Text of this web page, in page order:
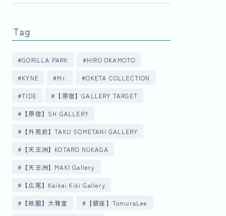
Tag
GORILLA PARK HIRO OKAMOTO
KYNE Mr. OKETA COLLECTION
TIDE 【原宿】GALLERY TARGET
【原宿】SH GALLERY
【外苑前】TAKU SOMETANI GALLERY
【天王洲】KOTARO NUKAGA
【天王洲】MAKI Gallery
【広尾】Kaikai Kiki Gallery
【祇園】大雅堂 【銀座】TomuraLee